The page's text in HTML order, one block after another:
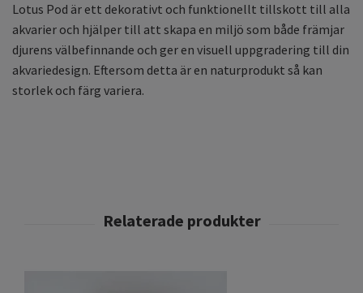
Lotus Pod är ett dekorativt och funktionellt tillskott till alla
akvarier och hjälper till att skapa en miljö som både främjar
djurens välbefinnande och ger en visuell uppgradering till din
akvariedesign. Eftersom detta är en naturprodukt så kan
storlek och färg variera.